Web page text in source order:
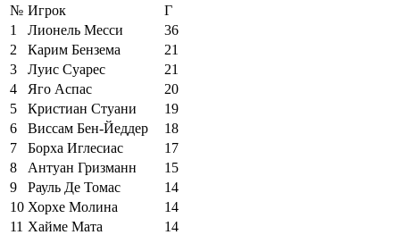
№ Игрок
Г
1
Лионель Месси
36
2
Карим Бензема
21
3
Луис Суарес
21
4
Яго Аспас
20
5
Кристиан Стуани
19
6
Виссам Бен-Йеддер
18
7
Борха Иглесиас
17
8
Антуан Гризманн
15
9
Рауль Де Томас
14
10 Хорхе Молина
14
11 Хайме Мата
14